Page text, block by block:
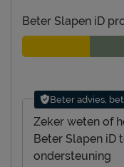
Beter Slapen iD
Beter advies,
Zeker weten of
Beter Slapen iD
ondersteuning